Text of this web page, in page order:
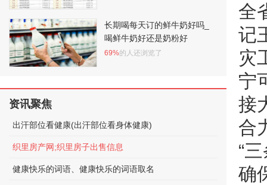
全
记
灾
宁
接
合
“
确
长期喝每天订的鲜牛奶好吗_
喝鲜牛奶好还是奶粉好
69%的人还浏览了
资讯聚焦
出汗部位看健康(出汗部位看身体健康)
织里房产网;织里房子出售信息
健康快乐的词语、健康快乐的词语取名